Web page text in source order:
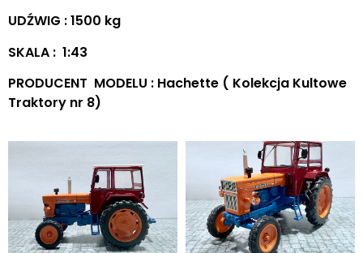
UDŹWIG : 1500 kg
SKALA : 1:43
PRODUCENT MODELU : Hachette ( Kolekcja Kultowe
Traktory nr 8)